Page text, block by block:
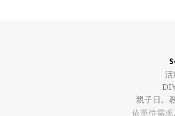
活
親子日。
依單位需